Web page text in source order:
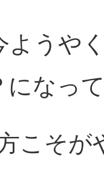
ようや
になっ
こそが